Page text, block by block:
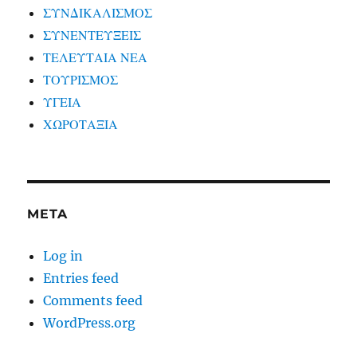
ΣΥΝΔΙΚΑΛΙΣΜΟΣ
ΣΥΝΕΝΤΕΥΞΕΙΣ
ΤΕΛΕΥΤΑΙΑ ΝΕΑ
ΤΟΥΡΙΣΜΟΣ
ΥΓΕΙΑ
ΧΩΡΟΤΑΞΙΑ
META
Log in
Entries feed
Comments feed
WordPress.org